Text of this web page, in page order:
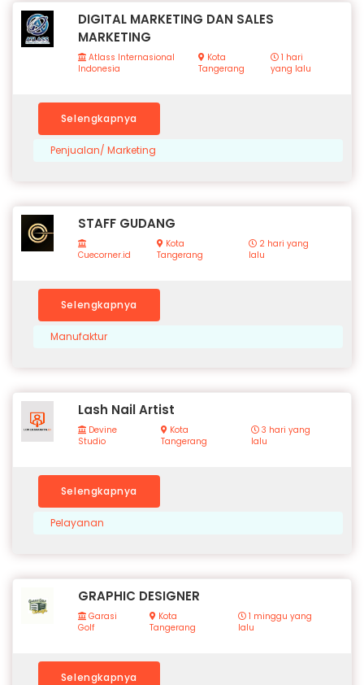
DIGITAL MARKETING DAN SALES
MARKETING
Atlass Internasional
Indonesia
Kota
Tangerang
1 hari
yang lalu
Selengkapnya
Penjualan/ Marketing
STAFF GUDANG
Cuecorner.id
Kota
Tangerang
2 hari yang
lalu
Selengkapnya
Manufaktur
Lash Nail Artist
Devine
Studio
Kota
Tangerang
3 hari yang
lalu
Selengkapnya
Pelayanan
GRAPHIC DESIGNER
Garasi
Golf
Kota
Tangerang
1 minggu yang
lalu
Selengkapnya